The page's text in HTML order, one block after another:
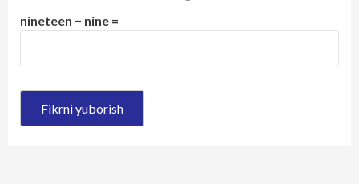
nineteen − nine =